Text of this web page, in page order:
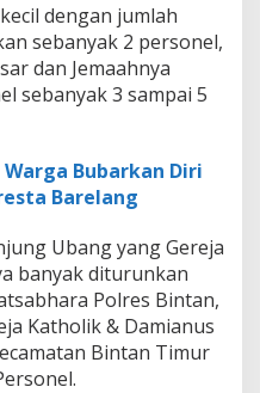
dengan jumlah
sebanyak 2 personel,
dan Jemaahnya
sebanyak 3 sampai 5
Warga Bubarkan Diri
Barelang
Ubang yang Gereja
banyak diturunkan
Polres Bintan,
Katholik & Damianus
Bintan Timur